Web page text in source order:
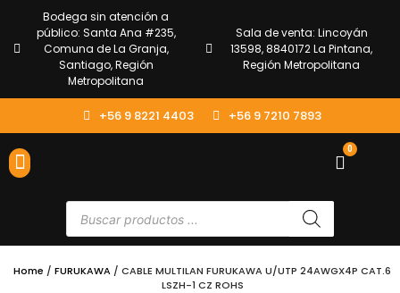
Bodega sin atención a
público: Santa Ana #235,
Comuna de La Granja,
Santiago, Región
Metropolitana
Sala de venta: Lincoyán
13598, 8840172 La Pintana,
Región Metropolitana
+56 9 8221 4403 +56 9 7210 7893
0
Home / FURUKAWA / CABLE MULTILAN FURUKAWA U/UTP 24AWGX4P CAT.6
LSZH-1 CZ ROHS